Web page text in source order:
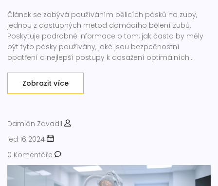
Článek se zabývá používáním bělicích pásků na zuby,
jednou z dostupných metod domácího bělení zubů.
Poskytuje podrobné informace o tom, jak často by měly
být tyto pásky používány, jaké jsou bezpečnostní
opatření a nejlepší postupy k dosažení optimálních
pohodlí vašeho domova a nabídne praktické tipy pro
Zobrazit více
Damián Zavadil
led 16 2024
0 Komentáře